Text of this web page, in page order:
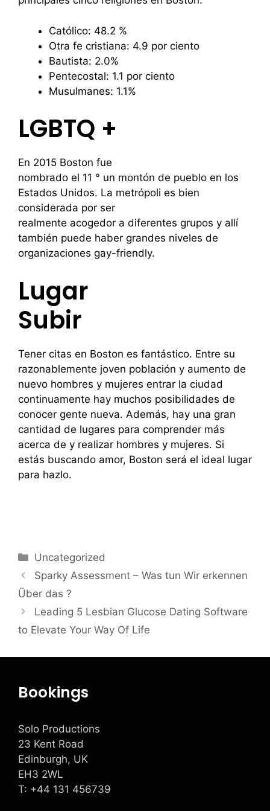
Católico: 48.2 %
Otra fe cristiana: 4.9 por ciento
Bautista: 2.0%
Pentecostal: 1.1 por ciento
Musulmanes: 1.1%
LGBTQ +
En 2015 Boston fue
nombrado el 11 ° un montón de pueblo en los
Estados Unidos. La metrópoli es bien
considerada por ser
realmente acogedor a diferentes grupos y allí
también puede haber grandes niveles de
organizaciones gay-friendly.
Lugar
Subir
Tener citas en Boston es fantástico. Entre su
razonablemente joven población y aumento de
nuevo hombres y mujeres entrar la ciudad
continuamente hay muchos posibilidades de
conocer gente nueva. Además, hay una gran
cantidad de lugares para comprender más
acerca de y realizar hombres y mujeres. Si
estás buscando amor, Boston será el ideal lugar
para hazlo.
Uncategorized
Sparky Assessment – Was tun Wir erkennen
Über das ?
Leading 5 Lesbian Glucose Dating Software
to Elevate Your Way Of Life
Bookings
Solo Productions
23 Kent Road
Edinburgh, UK
EH3 2WL
T: +44 131 456739